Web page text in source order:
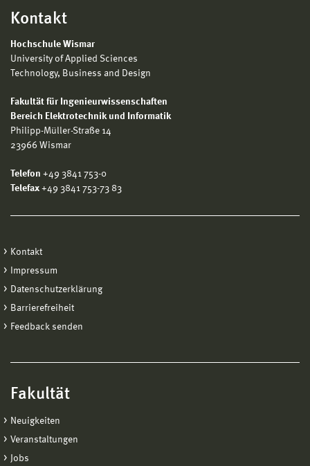
Kontakt
Hochschule Wismar
University of Applied Sciences
Technology, Business and Design
Fakultät für Ingenieurwissenschaften
Bereich Elektrotechnik und Informatik
Philipp-Müller-Straße 14
23966 Wismar
Telefon +49 3841 753-0
Telefax +49 3841 753-73 83
Kontakt
Impressum
Datenschutzerklärung
Barrierefreiheit
Feedback senden
Fakultät
Neuigkeiten
Veranstaltungen
Jobs